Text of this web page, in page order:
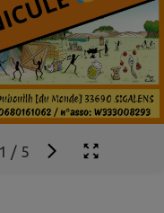
1 / 5